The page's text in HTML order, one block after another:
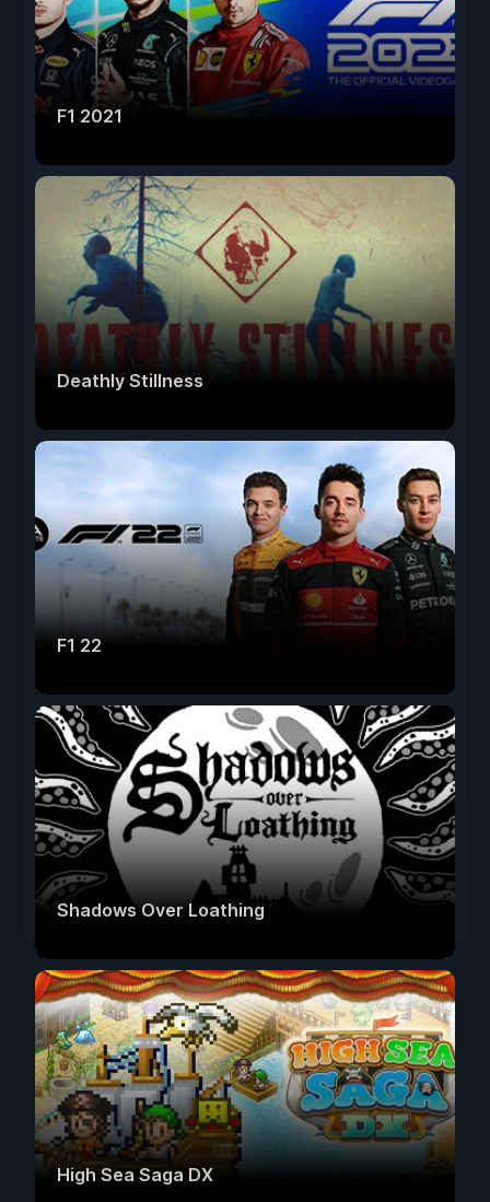
F1 2021
Deathly Stillness
F1 22
Shadows Over Loathing
High Sea Saga DX